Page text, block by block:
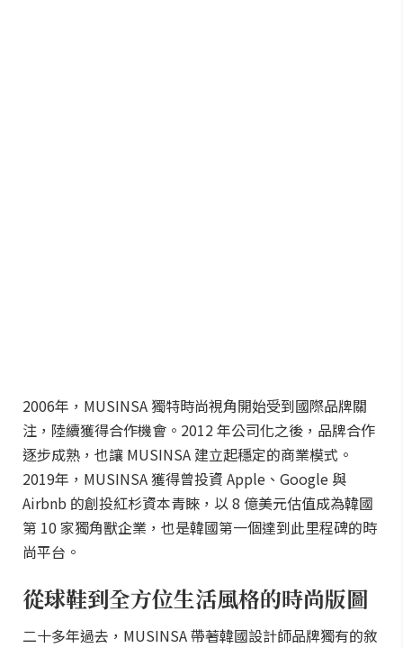
2006年，MUSINSA 獨特時尚視角開始受到國際品牌關
注，陸續獲得合作機會。2012 年公司化之後，品牌合作
逐步成熟，也讓 MUSINSA 建立起穩定的商業模式。
2019年，MUSINSA 獲得曾投資 Apple、Google 與
Airbnb 的創投紅杉資本青睞，以 8 億美元估值成為韓國
第 10 家獨角獸企業，也是韓國第一個達到此里程碑的時
尚平台。
從球鞋到全方位生活風格的時尚版圖
二十多年過去，MUSINSA 帶著韓國設計師品牌獨有的敘